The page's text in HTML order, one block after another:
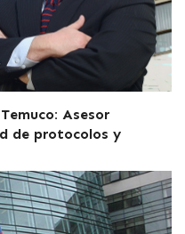
Asesor
de protocolos y